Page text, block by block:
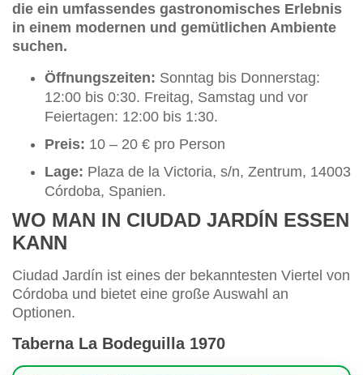
die ein umfassendes gastronomisches Erlebnis
in einem modernen und gemütlichen Ambiente
suchen.
Öffnungszeiten: Sonntag bis Donnerstag:
12:00 bis 0:30. Freitag, Samstag und vor
Feiertagen: 12:00 bis 1:30.
Preis: 10 – 20 € pro Person
Lage: Plaza de la Victoria, s/n, Zentrum, 14003
Córdoba, Spanien.
WO MAN IN CIUDAD JARDÍN ESSEN
KANN
Ciudad Jardín ist eines der bekanntesten Viertel von
Córdoba und bietet eine große Auswahl an
Optionen.
Taberna La Bodeguilla 1970